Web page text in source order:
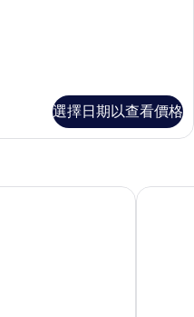
選擇日期以查看價格
葉山館